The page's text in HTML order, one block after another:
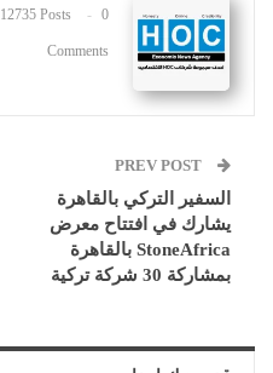
12735 Posts 0
Comments
السفير التركي بالقاهرة
يشارك في افتتاح معرض
StoneAfrica بالقاهرة
بمشاركة 30 شركة تركية